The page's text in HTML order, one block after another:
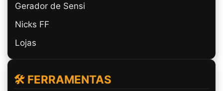
Gerador de Sensi
Nicks FF
Lojas
🛠️ FERRAMENTAS